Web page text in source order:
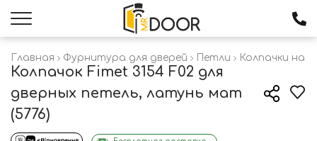
Главная Фурнитура для дверей Петли Колпачки на
Колпачок Fimet 3154 F02 для
дверных петель, латунь мат
(5776)